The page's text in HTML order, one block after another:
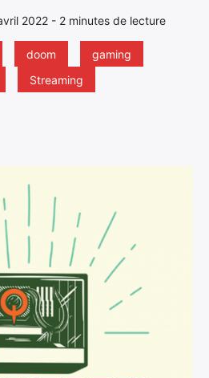
2022 - 2 minutes de lecture
doom
gaming
Streaming